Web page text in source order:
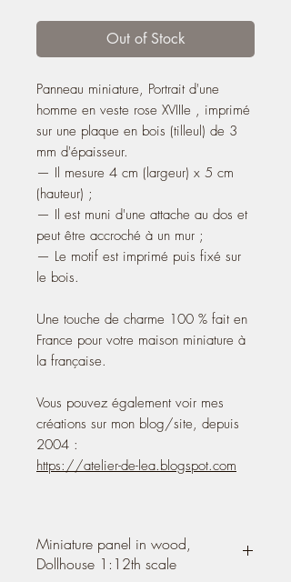
Out of Stock
Panneau miniature, Portrait d'une
homme en veste rose XVIIIe , imprimé
sur une plaque en bois (tilleul) de 3
mm d'épaisseur.
— Il mesure 4 cm (largeur) x 5 cm
(hauteur) ;
— Il est muni d'une attache au dos et
peut être accroché à un mur ;
— Le motif est imprimé puis fixé sur
le bois.
Une touche de charme 100 % fait en
France pour votre maison miniature à
la française.
Vous pouvez également voir mes
créations sur mon blog/site, depuis
2004 :
https://atelier-de-lea.blogspot.com
Miniature panel in wood,
Dollhouse 1:12th scale